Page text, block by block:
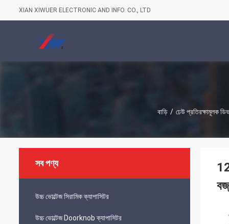
XIAN XIWUER ELECTRONIC AND INFO. CO., LTD
বাড়ি / ঢেউ প্রতিরক্ষামূলক
সব পণ্য
উচ্চ ভোল্টেজ সিরামিক ক্যাপাসিটর
উচ্চ ভোল্টেজ Doorknob ক্যাপাসিটর